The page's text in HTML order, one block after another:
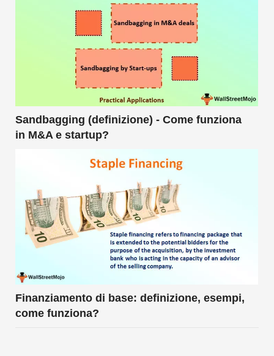
Sandbagging (definizione) - Come funziona
in M&A e startup?
Finanziamento di base: definizione, esempi,
come funziona?